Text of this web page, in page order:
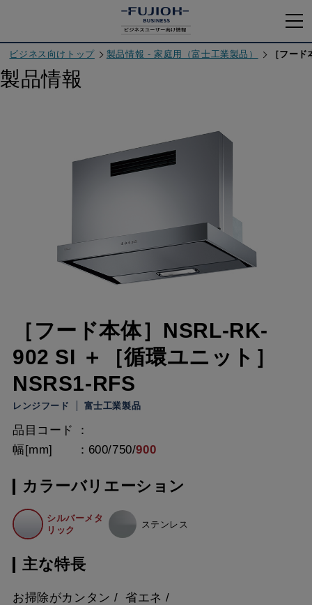
ビジネス向けトップ 製品情報 - 家庭用（富士工業製品） ［フー
製品情報
［フード本体］NSRL-RK-
902 SI ＋［循環ユニット］
NSRS1-RFS
レンジフード 富士工業製品
品目コード
幅[mm]
600/750/900
カラーバリエーション
シルバーメタ
リック
ステンレス
主な特長
お掃除がカンタン 省エネ